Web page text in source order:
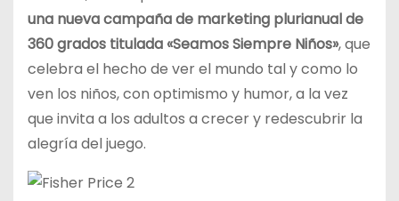
una nueva campaña de marketing plurianual de
360 grados titulada «Seamos Siempre Niños», que
celebra el hecho de ver el mundo tal y como lo
ven los niños, con optimismo y humor, a la vez
que invita a los adultos a crecer y redescubrir la
alegría del juego.